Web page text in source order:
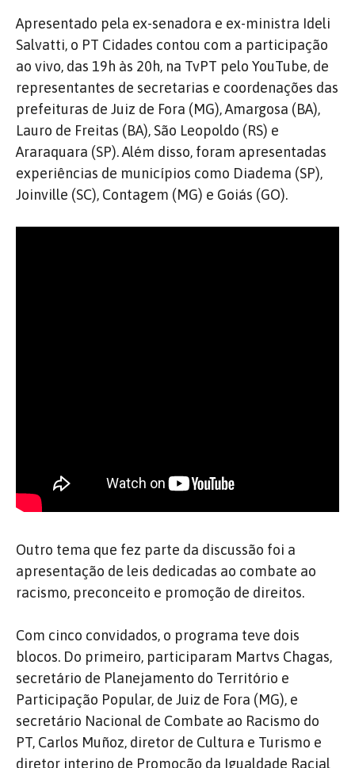
Apresentado pela ex-senadora e ex-ministra Ideli
Salvatti, o PT Cidades contou com a participação
ao vivo, das 19h às 20h, na TvPT pelo YouTube, de
representantes de secretarias e coordenações das
prefeituras de Juiz de Fora (MG), Amargosa (BA),
Lauro de Freitas (BA), São Leopoldo (RS) e
Araraquara (SP). Além disso, foram apresentadas
experiências de municípios como Diadema (SP),
Joinville (SC), Contagem (MG) e Goiás (GO).
Outro tema que fez parte da discussão foi a
apresentação de leis dedicadas ao combate ao
racismo, preconceito e promoção de direitos.
Com cinco convidados, o programa teve dois
blocos. Do primeiro, participaram Martvs Chagas,
secretário de Planejamento do Território e
Participação Popular, de Juiz de Fora (MG), e
secretário Nacional de Combate ao Racismo do
PT, Carlos Muñoz, diretor de Cultura e Turismo e
diretor interino de Promoção da Igualdade Racial